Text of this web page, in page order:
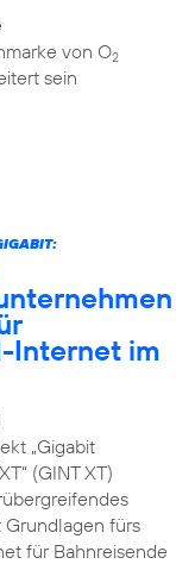
von O2
sein
Internet im
„Gigabit
(GINT XT)
fürs
für Bahnreisende